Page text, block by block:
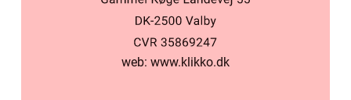
web: www.klikko.dk